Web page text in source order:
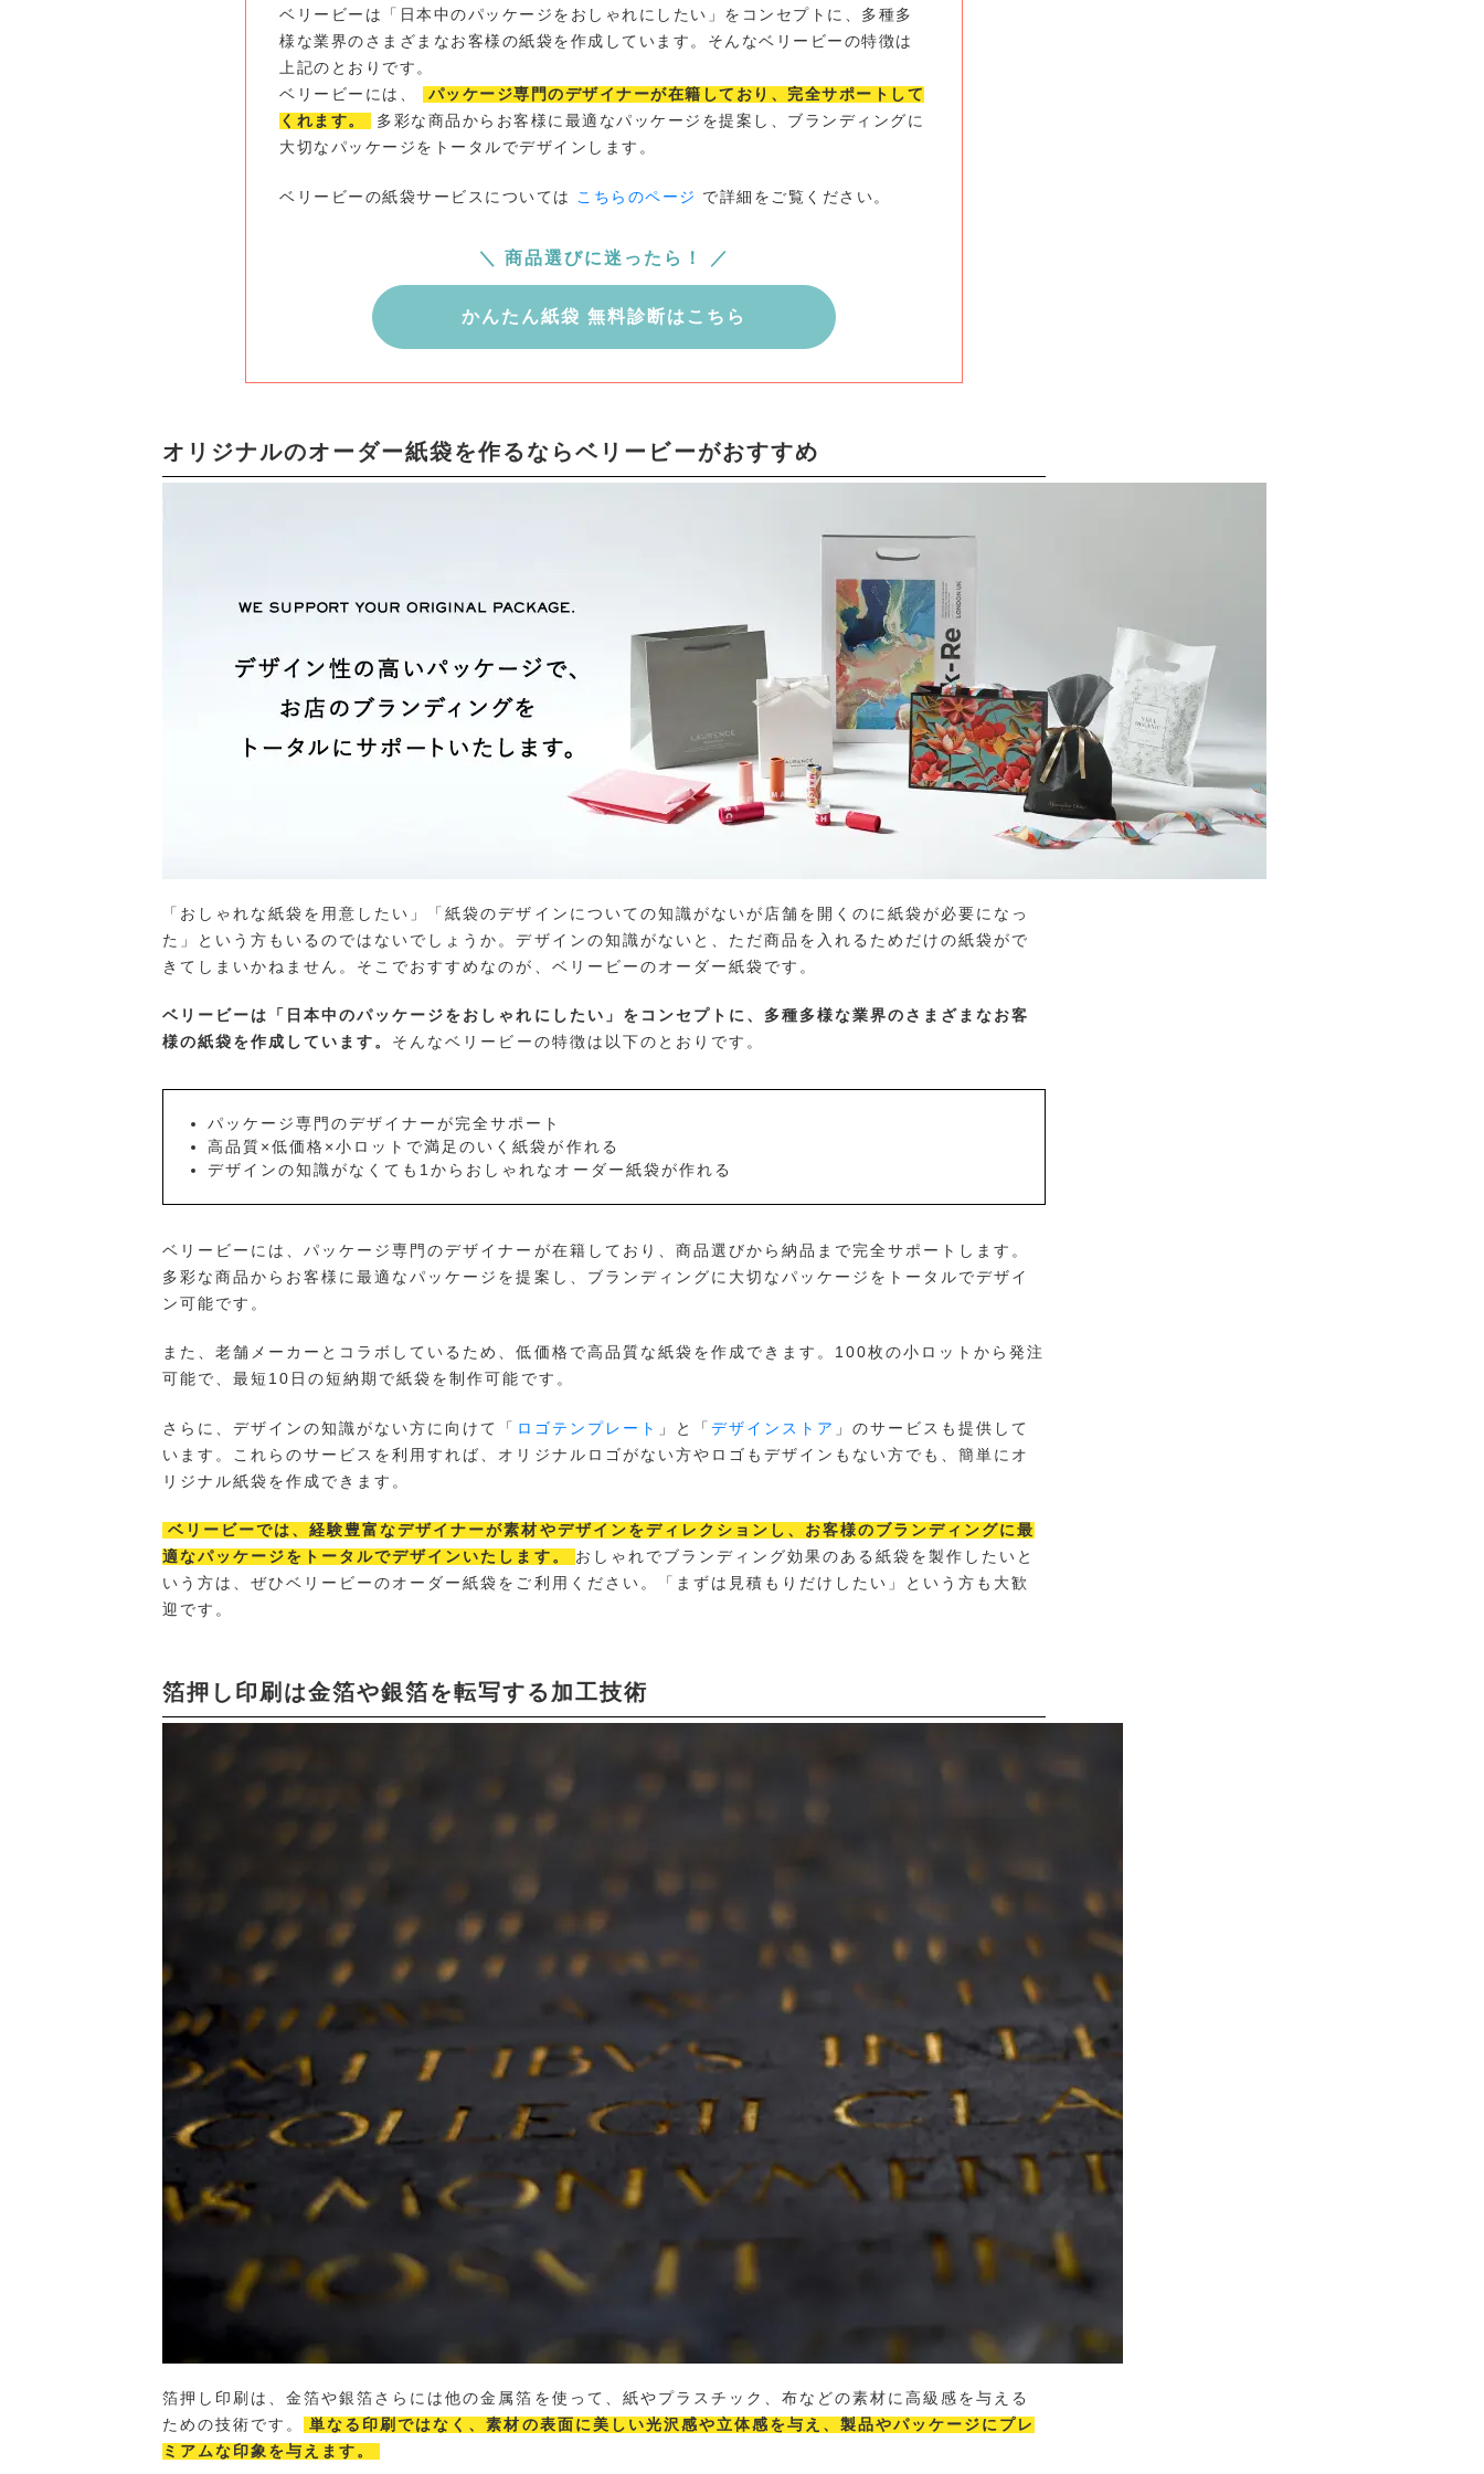
ベリービーは「日本中のパッケージをおしゃれにしたい」をコンセプトに、多種多
様な業界のさまざまなお客様の紙袋を作成しています。そんなベリービーの特徴は
上記のとおりです。
ベリービーには、
パッケージ専門のデザイナーが在籍しており、完全サポートして
くれます。
多彩な商品からお客様に最適なパッケージを提案し、ブランディングに
大切なパッケージをトータルでデザインします。
ベリービーの紙袋サービスについては こちらのページ で詳細をご覧ください。
＼ 商品選びに迷ったら！ ／
かんたん紙袋 無料診断はこちら
オリジナルのオーダー紙袋を作るならベリービーがおすすめ
「おしゃれな紙袋を用意したい」「紙袋のデザインについての知識がないが店舗を開くのに紙袋が必要になっ
た」という方もいるのではないでしょうか。デザインの知識がないと、ただ商品を入れるためだけの紙袋がで
きてしまいかねません。そこでおすすめなのが、ベリービーのオーダー紙袋です。
ベリービーは「日本中のパッケージをおしゃれにしたい」をコンセプトに、多種多様な業界のさまざまなお客
様の紙袋を作成しています。 そんなベリービーの特徴は以下のとおりです。
パッケージ専門のデザイナーが完全サポート
高品質×低価格×小ロットで満足のいく紙袋が作れる
デザインの知識がなくても1からおしゃれなオーダー紙袋が作れる
ベリービーには、パッケージ専門のデザイナーが在籍しており、商品選びから納品まで完全サポートします。
多彩な商品からお客様に最適なパッケージを提案し、ブランディングに大切なパッケージをトータルでデザイ
ン可能です。
また、老舗メーカーとコラボしているため、低価格で高品質な紙袋を作成できます。100枚の小ロットから発注
可能で、最短10日の短納期で紙袋を制作可能です。
さらに、デザインの知識がない方に向けて「 ロゴテンプレート 」と「 デザインストア 」のサービスも提供して
います。これらのサービスを利用すれば、オリジナルロゴがない方やロゴもデザインもない方でも、簡単にオ
リジナル紙袋を作成できます。
ベリービーでは、経験豊富なデザイナーが素材やデザインをディレクションし、お客様のブランディングに最
適なパッケージをトータルでデザインいたします。
おしゃれでブランディング効果のある紙袋を製作したいと
いう方は、ぜひベリービーのオーダー紙袋をご利用ください。「まずは見積もりだけしたい」という方も大歓
迎です。
箔押し印刷は金箔や銀箔を転写する加工技術
箔押し印刷は、金箔や銀箔さらには他の金属箔を使って、紙やプラスチック、布などの素材に高級感を与える
ための技術です。
単なる印刷ではなく、素材の表面に美しい光沢感や立体感を与え、製品やパッケージにプレ
ミアムな印象を与えます。